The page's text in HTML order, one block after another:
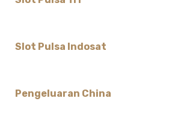
Slot Pulsa Indosat
Pengeluaran China